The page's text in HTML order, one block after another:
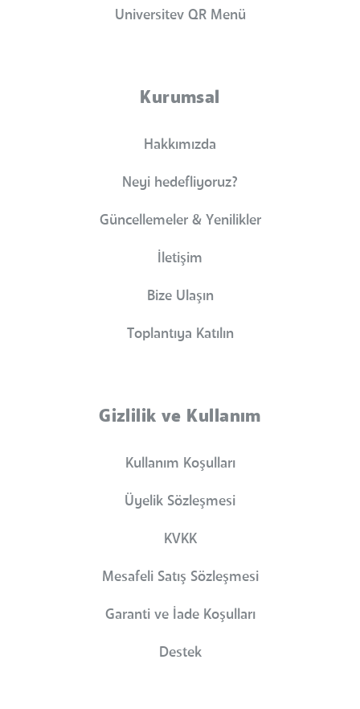
Universitev QR Menü
Kurumsal
Hakkımızda
Neyi hedefliyoruz?
Güncellemeler & Yenilikler
İletişim
Bize Ulaşın
Toplantıya Katılın
Gizlilik ve Kullanım
Kullanım Koşulları
Üyelik Sözleşmesi
KVKK
Mesafeli Satış Sözleşmesi
Garanti ve İade Koşulları
Destek